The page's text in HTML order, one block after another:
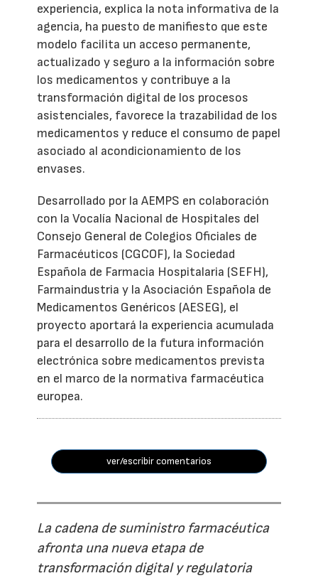
experiencia, explica la nota informativa de la
agencia, ha puesto de manifiesto que este
modelo facilita un acceso permanente,
actualizado y seguro a la información sobre
los medicamentos y contribuye a la
transformación digital de los procesos
asistenciales, favorece la trazabilidad de los
medicamentos y reduce el consumo de papel
asociado al acondicionamiento de los
envases.
Desarrollado por la AEMPS en colaboración
con la Vocalía Nacional de Hospitales del
Consejo General de Colegios Oficiales de
Farmacéuticos (CGCOF), la Sociedad
Española de Farmacia Hospitalaria (SEFH),
Farmaindustria y la Asociación Española de
Medicamentos Genéricos (AESEG), el
proyecto aportará la experiencia acumulada
para el desarrollo de la futura información
electrónica sobre medicamentos prevista
en el marco de la normativa farmacéutica
europea.
ver/escribir comentarios
La cadena de suministro farmacéutica
afronta una nueva etapa de
transformación digital y regulatoria